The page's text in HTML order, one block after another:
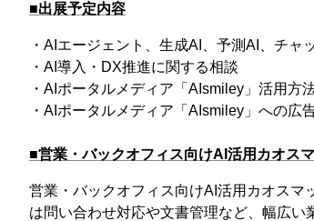
■出展予定内容
・AIエージェント、生成AI、予測AI、チ
・AI導入・DX推進に関する相談
・AIポータルメディア「AIsmiley」活用方
・AIポータルメディア「AIsmiley」への広
■営業・バックオフィス向けAI活用カオス
営業・バックオフィス向けAI活用カオス
は問い合わせ対応や文書管理など、幅広